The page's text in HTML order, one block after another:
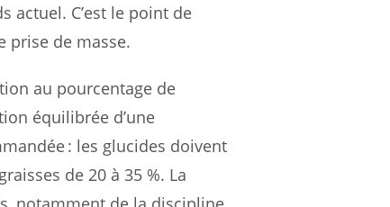
actuel. C’est le point de
prise de masse.
au pourcentage de
équilibrée d’une
: les glucides doivent
de 20 à 35 %. La